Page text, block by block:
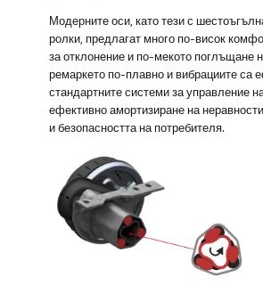
Модерните оси, като тези с
ролки, предлагат много по-висок
за отклонение и по-мекото поглъщане
ремаркето по-плавно и вибрациите са
стандартните системи за управление
ефективно амортизиране на
и безопасността на потребителя.